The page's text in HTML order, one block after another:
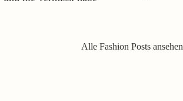
Alle Fashion Posts ansehen